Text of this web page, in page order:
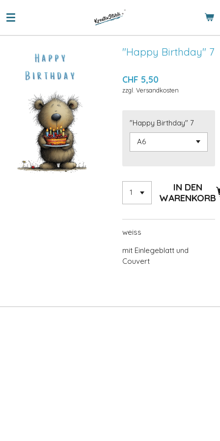
Hauptinhalt
"Happy Birthday" 7
CHF 5,50
zzgl. Versandkosten
"Happy Birthday" 7
IN DEN
WARENKORB
weiss
mit Einlegeblatt und
Couvert